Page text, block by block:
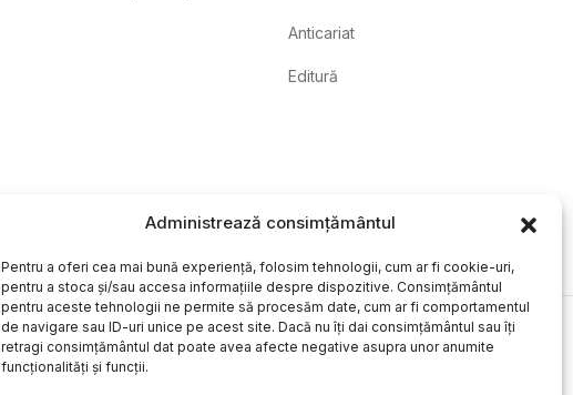
Administrează consimțământul
Pentru a oferi cea mai bună experiență, folosim tehnologii, cum ar fi cookie-uri,
pentru a stoca și/sau accesa informațiile despre dispozitive. Consimțământul
pentru aceste tehnologii ne permite să procesăm date, cum ar fi comportamentul
de navigare sau ID-uri unice pe acest site. Dacă nu îți dai consimțământul sau îți
retragi consimțământul dat poate avea afecte negative asupra unor anumite
funcționalități și funcții.
Anticariat
Editură